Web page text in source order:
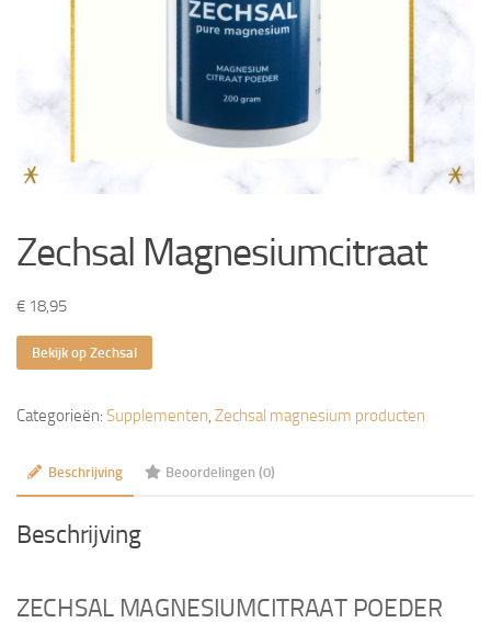
Zechsal Magnesiumcitraat
€ 18,95
Bekijk op Zechsal
Categorieën: Supplementen, Zechsal magnesium producten
Beschrijving Beoordelingen (0)
Beschrijving
ZECHSAL MAGNESIUMCITRAAT POEDER